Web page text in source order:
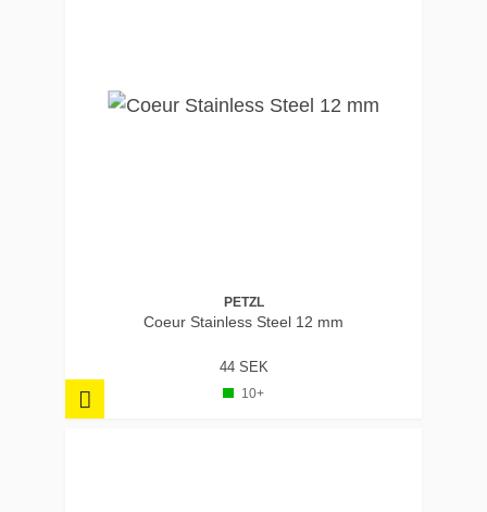
PETZL
Coeur Stainless Steel 12 mm
44 SEK
10+